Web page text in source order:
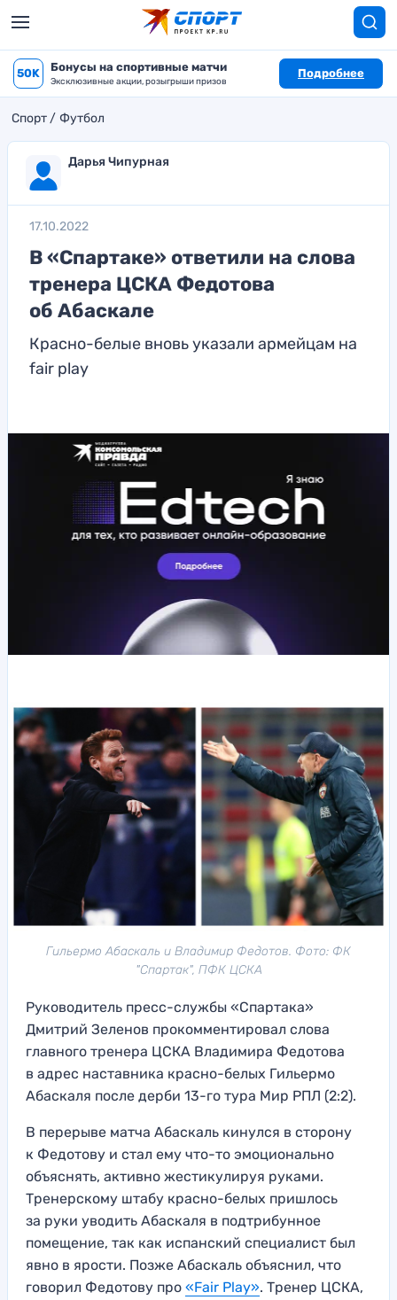
50K Бонусы на спортивные матчи
Эксклюзивные акции, розыгрыши призов
Подробнее
Спорт Футбол
Дарья Чипурная
17.10.2022
В «Спартаке» ответили на слова
тренера ЦСКА Федотова
об Абаскале
Красно-белые вновь указали армейцам на
fair play
Гильермо Абаскаль и Владимир Федотов. Фото: ФК
"Спартак", ПФК ЦСКА
Руководитель пресс-службы «Спартака»
Дмитрий Зеленов прокомментировал слова
главного тренера ЦСКА Владимира Федотова
в адрес наставника красно-белых Гильермо
Абаскаля после дерби 13-го тура Мир РПЛ (2:2).
В перерыве матча Абаскаль кинулся в сторону
к Федотову и стал ему что-то эмоционально
объяснять, активно жестикулируя руками.
Тренерскому штабу красно-белых пришлось
за руки уводить Абаскаля в подтрибунное
помещение, так как испанский специалист был
явно в ярости. Позже Абаскаль объяснил, что
говорил Федотову про «Fair Play». Тренер ЦСКА,